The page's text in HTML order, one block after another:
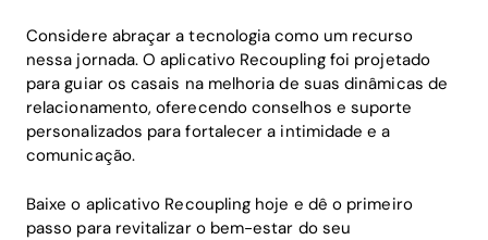
Considere abraçar a tecnologia como um recurso
nessa jornada. O aplicativo Recoupling foi projetado
para guiar os casais na melhoria de suas dinâmicas de
relacionamento, oferecendo conselhos e suporte
personalizados para fortalecer a intimidade e a
comunicação.
Baixe o aplicativo Recoupling hoje e dê o primeiro
passo para revitalizar o bem-estar do seu